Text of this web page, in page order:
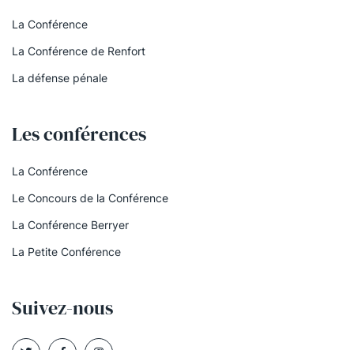
La Conférence
La Conférence de Renfort
La défense pénale
Les conférences
La Conférence
Le Concours de la Conférence
La Conférence Berryer
La Petite Conférence
Suivez-nous